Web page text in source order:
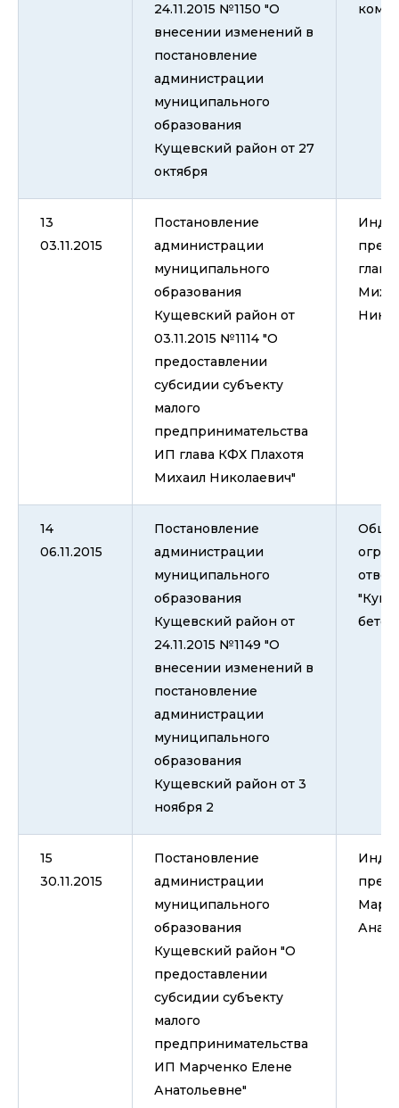
24.11.2015 №1150 "О
внесении изменений в
постановление
администрации
муниципального
образования
Кущевский район от 27
октября
13
03.11.2015
Постановление
администрации
муниципального
образования
Кущевский район от
03.11.2015 №1114 "О
предоставлении
субсидии субъекту
малого
предпринимательства
ИП глава КФХ Плахотя
Михаил Николаевич"
14
06.11.2015
Постановление
администрации
муниципального
образования
Кущевский район от
24.11.2015 №1149 "О
внесении изменений в
постановление
администрации
муниципального
образования
Кущевский район от 3
ноября 2
15
30.11.2015
Постановление
администрации
муниципального
образования
Кущевский район "О
предоставлении
субсидии субъекту
малого
предпринимательства
ИП Марченко Елене
Анатольевне"